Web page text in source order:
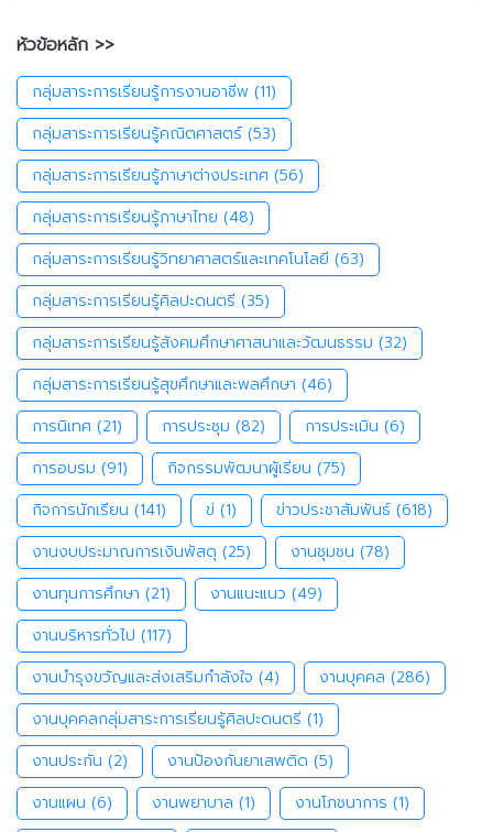
หัวข้อหลัก >>
กลุ่มสาระการเรียนรู้การงานอาชีพ (11)
กลุ่มสาระการเรียนรู้คณิตศาสตร์ (53)
กลุ่มสาระการเรียนรู้ภาษาต่างประเทศ (56)
กลุ่มสาระการเรียนรู้ภาษาไทย (48)
กลุ่มสาระการเรียนรู้วิทยาศาสตร์และเทคโนโลยี (63)
กลุ่มสาระการเรียนรู้ศิลปะดนตรี (35)
กลุ่มสาระการเรียนรู้สังคมศึกษาศาสนาและวัฒนธรรม (32)
กลุ่มสาระการเรียนรู้สุขศึกษาและพลศึกษา (46)
การนิเทศ (21) การประชุม (82) การประเมิน (6)
การอบรม (91) กิจกรรมพัฒนาผู้เรียน (75)
กิจการนักเรียน (141) ข่ (1) ข่าวประชาสัมพันธ์ (618)
งานงบประมาณการเงินพัสดุ (25) งานชุมชน (78)
งานทุนการศึกษา (21) งานแนะแนว (49)
งานบริหารทั่วไป (117)
งานบำรุงขวัญและส่งเสริมกำลังใจ (4) งานบุคคล (286)
งานบุคคลกลุ่มสาระการเรียนรู้ศิลปะดนตรี (1)
งานประกัน (2) งานป้องกันยาเสพติด (5)
งานแผน (6) งานพยาบาล (1) งานโภชนาการ (1)